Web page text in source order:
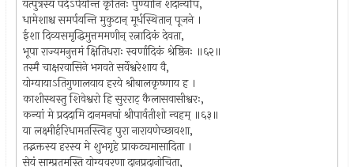
यत्पुत्रस्य पदेऽर्पयन्ति कृतिनः पुण्यानि शंदान्यपि,
धामेशाश्च समर्पयन्ति मुकुटान् मूर्धस्थितान् पूजने ।
ईशा दिव्यसमृद्धिमुत्तममणीन् रत्नादिकं देवता,
भूपा राज्यमनुत्तमं क्षितिधराः स्वर्णादिकं श्रेष्ठिनः ॥६२॥
तस्मै चाक्षरवासिने भगवते सर्वेश्वरेशाय वै,
योग्यायाऽतिगुणालयाय हरये श्रीबालकृष्णाय ह ।
काशीस्थस्तु शिवेश्वरो हि सुरराट् कैलासवासीश्वरः,
कन्यां मे प्रददामि दानमनघां श्रीपार्वतीशो न्वहम् ॥६३॥
या लक्ष्मीर्हरिधामतस्त्विह पुरा नारायणेच्छावशा,
तद्भक्तस्य हरस्य मे शुभगृहे प्राकट्यमासादिता ।
सेयं साम्प्रतमस्ति योग्यवरणा दानप्रदानोचिता,